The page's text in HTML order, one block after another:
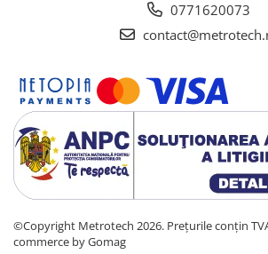
0771620073
©Copyright Metrotech 2026. Prețurile conțin
commerce by Gomag